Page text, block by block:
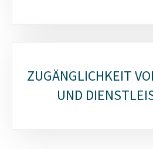
ZUGÄNGLICHKEIT
UND